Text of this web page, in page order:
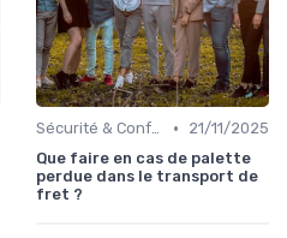
Sécurité & Conformité •
21/11/2025
Que faire en cas de palette
perdue dans le transport de
fret ?